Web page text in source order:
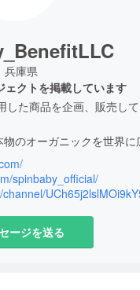
兵庫県
ェクトを掲載しています
した商品を企画、販売して
のオーガニックを世界に
spinbaby_official/
ージを送る